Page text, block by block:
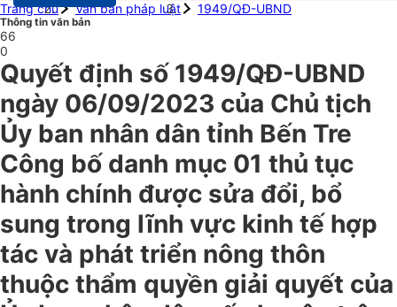
Trang chủ
Văn bản pháp luật 1949/QĐ-UBND
Thông tin văn bản
66
0
Quyết định số 1949/QĐ-UBND
ngày 06/09/2023 của Chủ tịch
Ủy ban nhân dân tỉnh Bến Tre
Công bố danh mục 01 thủ tục
hành chính được sửa đổi, bổ
sung trong lĩnh vực kinh tế hợp
tác và phát triển nông thôn
thuộc thẩm quyền giải quyết của